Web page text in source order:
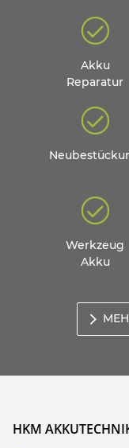
Akku
Reparatur
Werkzeug
Akku
HKM